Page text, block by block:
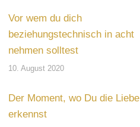
Vor wem du dich
beziehungstechnisch in acht
nehmen solltest
10. August 2020
Der Moment, wo Du die Liebe
erkennst